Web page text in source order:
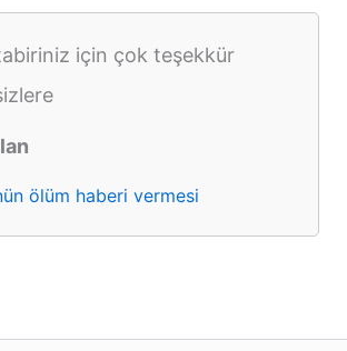
için çok teşekkür
ölüm haberi vermesi